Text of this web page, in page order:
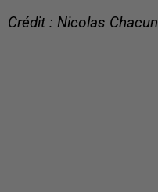
Crédit : Nicolas Chacun